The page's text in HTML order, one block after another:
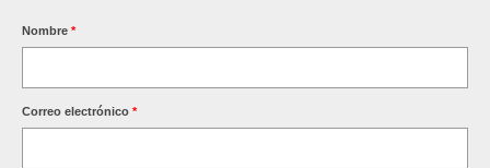
Nombre *
Correo electrónico *